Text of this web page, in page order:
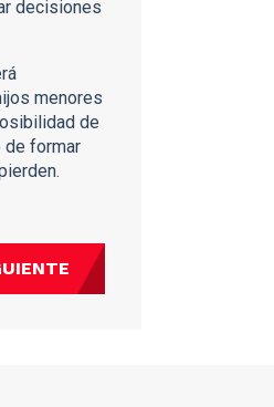
decisiones
menores
de
de formar